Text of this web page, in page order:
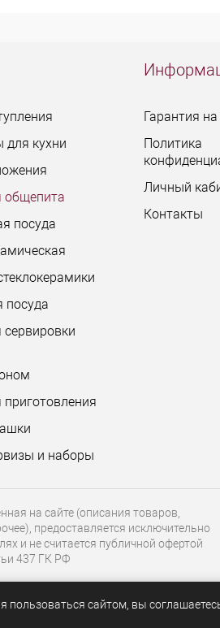
для кухни
общепита
посуда
посуда
сервировки
приготовления
и наборы
Гарантия
Политика
Личный
Контакты
сайтом, вы
на сайте (описания товаров,
предоставляется исключительно
и не считается публичной офертой
437 ГК РФ
СРАВНЕНИЕ